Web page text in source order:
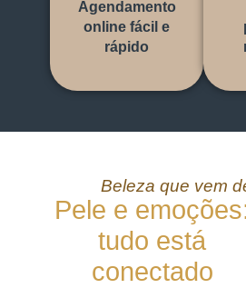
Agendamento
online fácil e
rápido
Beleza que vem
Pele e
tudo está
conectado